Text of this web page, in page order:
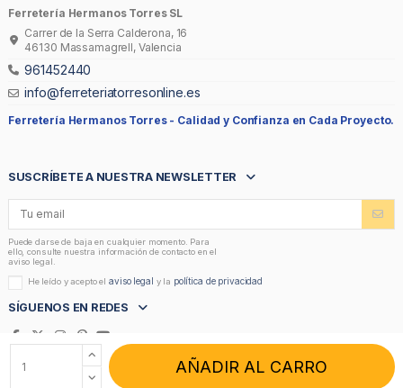
AÑADIR AL CARRO
Ferretería Hermanos Torres SL
Carrer de la Serra Calderona, 16
46130 Massamagrell, Valencia
961452440
info@ferreteriatorresonline.es
Ferretería Hermanos Torres - Calidad y Confianza en Cada Proyecto.
SUSCRÍBETE A NUESTRA NEWSLETTER
Puede darse de baja en cualquier momento. Para
ello, consulte nuestra información de contacto en el
aviso legal.
He leído y acepto elaviso legal y la política de privacidad
SÍGUENOS EN REDES